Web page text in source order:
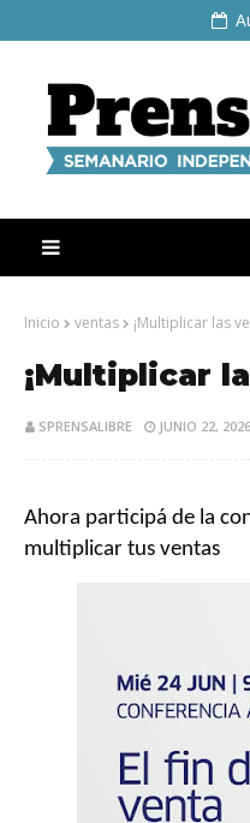
Inicio ventas ¡Multiplicar las
¡Multiplicar
SPRENSALIBRE JUNIO 22, 2026
Ahora participá de la
multiplicar tus ventas